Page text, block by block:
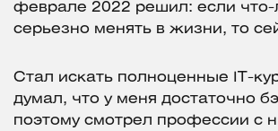
феврале 2022 решил: если что-
серьезно менять в жизни, то
Стал искать полноценные IT-
думал, что у меня достаточно
поэтому смотрел профессии с